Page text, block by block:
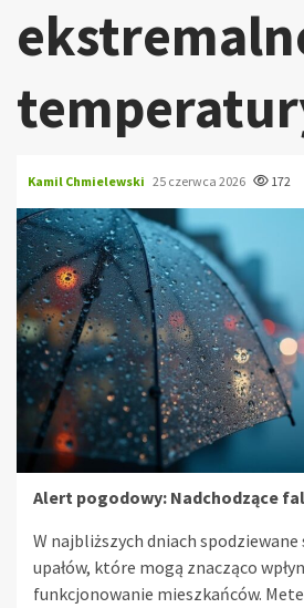
Kamil Chmielewski 25 czerwca 2026 172
Alert pogodowy: Nadchodzące
W najbliższych dniach
upałów, które mogą znacząco
funkcjonowanie mieszkańców.